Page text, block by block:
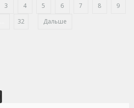
3 4 5 6 7 8
9
32 Дальше